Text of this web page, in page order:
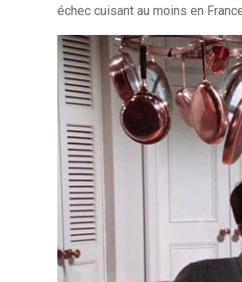
échec cuisant au moins en